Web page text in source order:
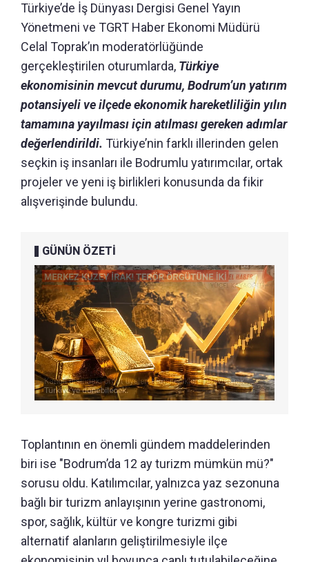
Türkiye’de İş Dünyası Dergisi Genel Yayın
Yönetmeni ve TGRT Haber Ekonomi Müdürü
Celal Toprak’ın moderatörlüğünde
gerçekleştirilen oturumlarda, Türkiye
ekonomisinin mevcut durumu, Bodrum’un yatırım
potansiyeli ve ilçede ekonomik hareketliliğin yılın
tamamına yayılması için atılması gereken adımlar
değerlendirildi. Türkiye’nin farklı illerinden gelen
seçkin iş insanları ile Bodrumlu yatırımcılar, ortak
projeler ve yeni iş birlikleri konusunda da fikir
alışverişinde bulundu.
GÜNÜN ÖZETİ
Toplantının en önemli gündem maddelerinden
biri ise "Bodrum’da 12 ay turizm mümkün mü?"
sorusu oldu. Katılımcılar, yalnızca yaz sezonuna
bağlı bir turizm anlayışının yerine gastronomi,
spor, sağlık, kültür ve kongre turizmi gibi
alternatif alanların geliştirilmesiyle ilçe